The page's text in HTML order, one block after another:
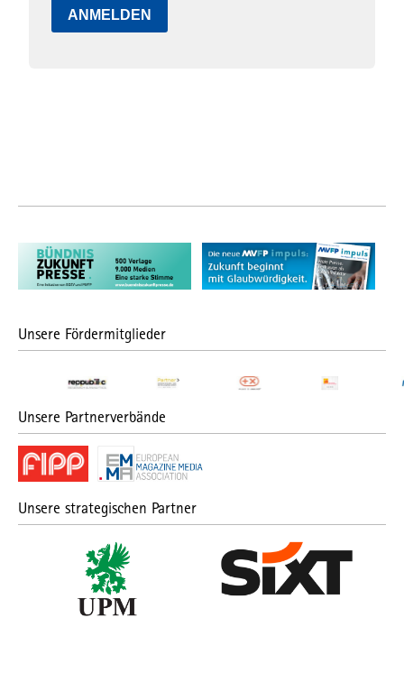
ANMELDEN
Unsere Fördermitglieder
Unsere Partnerverbände
Unsere strategischen Partner